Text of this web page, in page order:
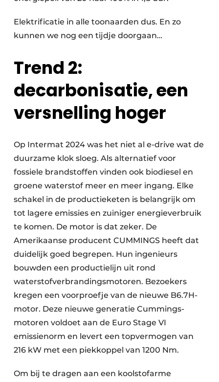
Elektrificatie in alle toonaarden dus. En zo
kunnen we nog een tijdje doorgaan…
Trend 2:
decarbonisatie, een
versnelling hoger
Op Intermat 2024 was het niet al e-drive wat de
duurzame klok sloeg. Als alternatief voor
fossiele brandstoffen vinden ook biodiesel en
groene waterstof meer en meer ingang. Elke
schakel in de productieketen is belangrijk om
tot lagere emissies en zuiniger energieverbruik
te komen. De motor is dat zeker. De
Amerikaanse producent CUMMINGS heeft dat
duidelijk goed begrepen. Hun ingenieurs
bouwden een productielijn uit rond
waterstofverbrandingsmotoren. Bezoekers
kregen een voorproefje van de nieuwe B6.7H-
motor. Deze nieuwe generatie Cummings-
motoren voldoet aan de Euro Stage VI
emissienorm en levert een topvermogen van
216 kW met een piekkoppel van 1200 Nm.
Om bij te dragen aan een koolstofarme